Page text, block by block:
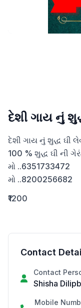
દેશી ગાય નું
દેશી ગાય નું શુદ્ધ ઘી
100 % શુદ્ધ ઘી ની
મો ..6351733472
મો ..8200256682
₹1200
Contact
Contact
Shisha
Mobile